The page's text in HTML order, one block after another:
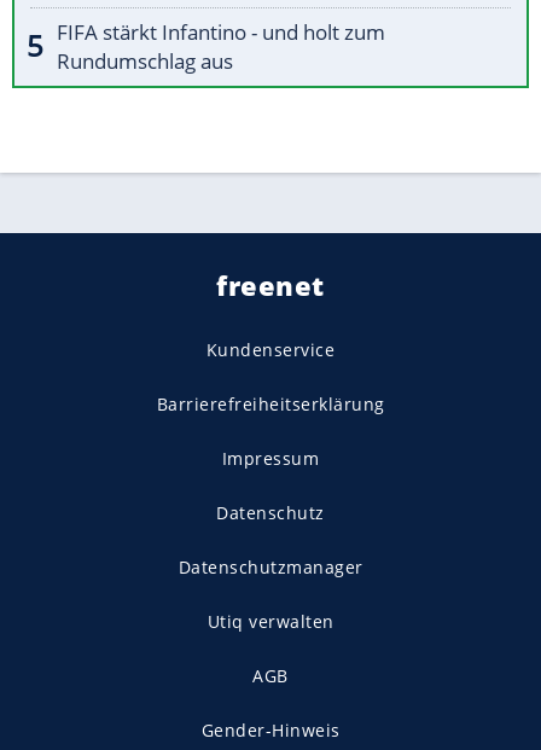
FIFA stärkt Infantino - und holt zum
Rundumschlag aus
freenet
Kundenservice
Barrierefreiheitserklärung
Impressum
Datenschutz
Datenschutzmanager
Utiq verwalten
AGB
Gender-Hinweis